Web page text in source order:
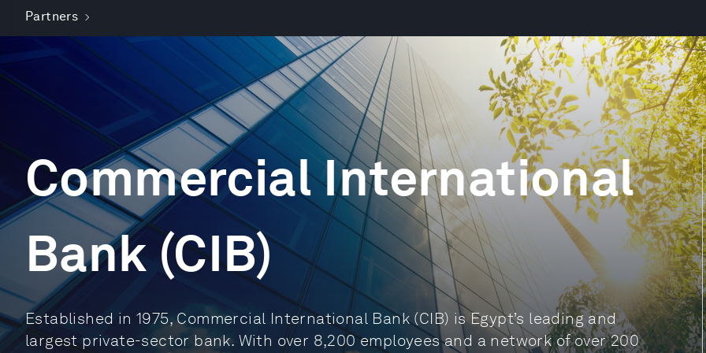
Partners
Commercial International
Bank (CIB)
Established in 1975, Commercial International Bank (CIB) is Egypt’s leading and
largest private-sector bank. With over 8,200 employees and a network of over 200